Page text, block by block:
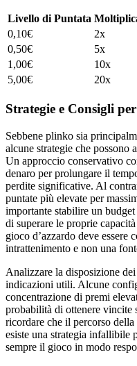
Livello di Puntata
0,10€
2x
0,50€
5x
1,00€
10x
5,00€
20x
Strategie e Consigli
Sebbene plinko sia
alcune strategie che possono
Un approccio conservativo
denaro per prolungare il
perdite significative. Al
puntate più elevate per
importante stabilire un
di superare le proprie
gioco d’azzardo deve essere
intrattenimento e non una
Analizzare la disposizione
indicazioni utili. Alcune
concentrazione di premi
probabilità di ottenere vincite
ricordare che il percorso
esiste una strategia infallibile
sempre il gioco in modo